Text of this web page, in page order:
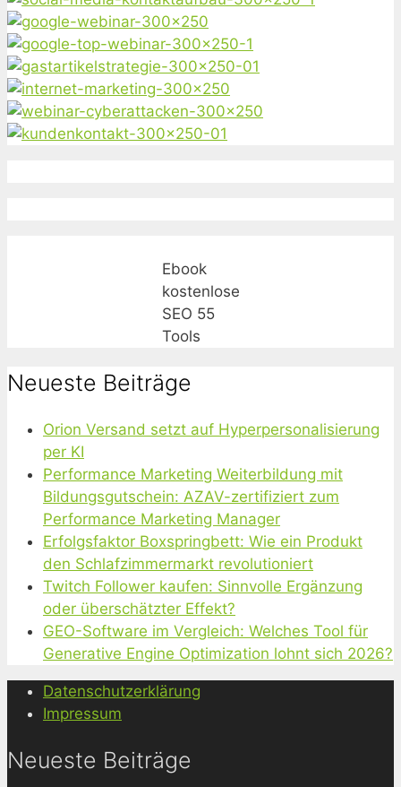
Ebook
kostenlose
SEO 55
Tools
Neueste Beiträge
Orion Versand setzt auf Hyperpersonalisierung
per KI
Performance Marketing Weiterbildung mit
Bildungsgutschein: AZAV-zertifiziert zum
Performance Marketing Manager
Erfolgsfaktor Boxspringbett: Wie ein Produkt
den Schlafzimmermarkt revolutioniert
Twitch Follower kaufen: Sinnvolle Ergänzung
oder überschätzter Effekt?
GEO-Software im Vergleich: Welches Tool für
Generative Engine Optimization lohnt sich 2026?
Datenschutzerklärung
Impressum
Neueste Beiträge